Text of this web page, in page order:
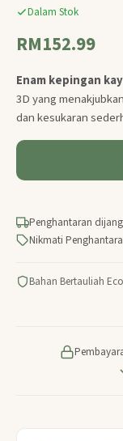
Dalam Stok
RM152.99
Enam kepingan
3D yang
dan kesukaran
Penghantaran
Nikmati
Bahan Bertauliah Eco